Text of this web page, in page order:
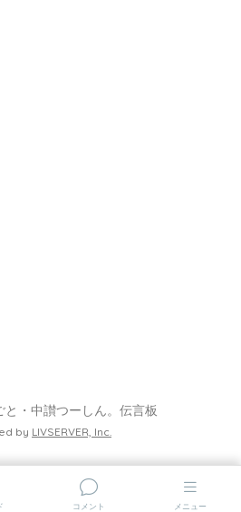
と・中讃つーしん。伝言板
by LIVSERVER, Inc.
コメント メニュー